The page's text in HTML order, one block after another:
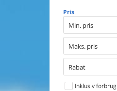
Pris
Min. pris
Maks. pris
Rabat
Inklusiv forbrug